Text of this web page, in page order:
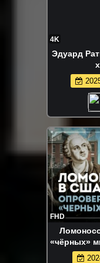
4K
Эдуард
FHD
«чёрных»